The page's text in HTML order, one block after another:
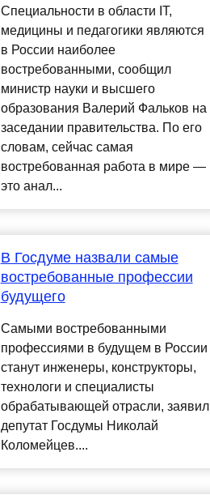
Специальности в области IT,
медицины и педагогики являются
в России наиболее
востребованными, сообщил
министр науки и высшего
образования Валерий Фальков на
заседании правительства. По его
словам, сейчас самая
востребованная работа в мире —
это анал...
В Госдуме назвали самые
востребованные профессии
будущего
Самыми востребованными
профессиями в будущем в России
станут инженеры, конструкторы,
технологи и специалисты
обрабатывающей отрасли, заявил
депутат Госдумы Николай
Коломейцев....